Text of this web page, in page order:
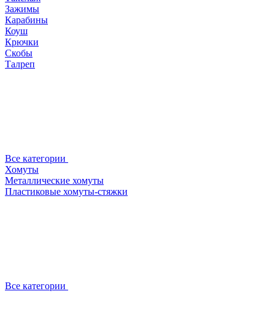
Зажимы
Карабины
Коуш
Крючки
Скобы
Талреп
Все категории
Хомуты
Металлические хомуты
Пластиковые хомуты-стяжки
Все категории